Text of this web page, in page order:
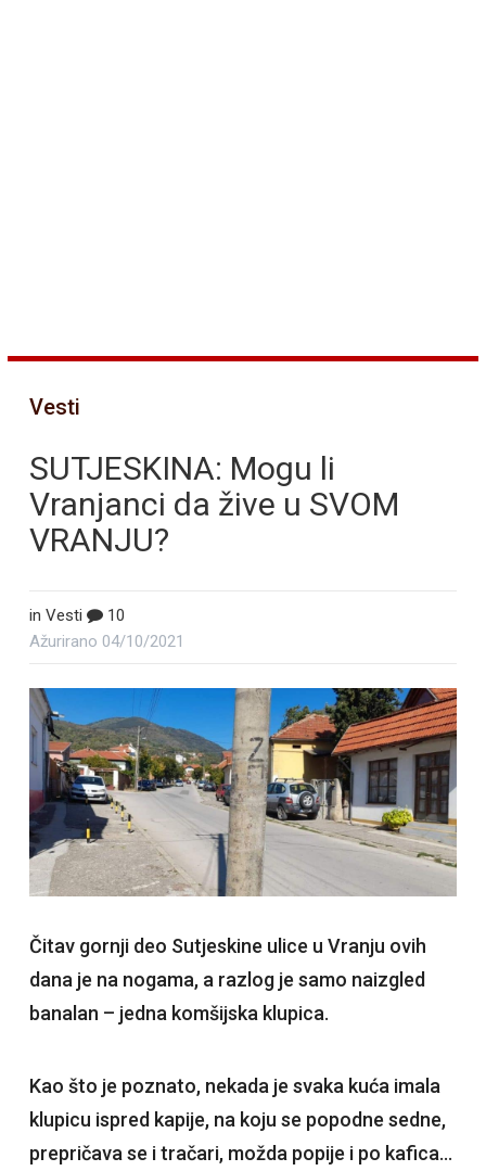
Vesti
SUTJESKINA: Mogu li
Vranjanci da žive u SVOM
VRANJU?
in Vesti
10
Ažurirano 04/10/2021
Čitav gornji deo Sutjeskine ulice u Vranju ovih
dana je na nogama, a razlog je samo naizgled
banalan – jedna komšijska klupica.
Kao što je poznato, nekada je svaka kuća imala
klupicu ispred kapije, na koju se popodne sedne,
prepričava se i tračari, možda popije i po kafica…